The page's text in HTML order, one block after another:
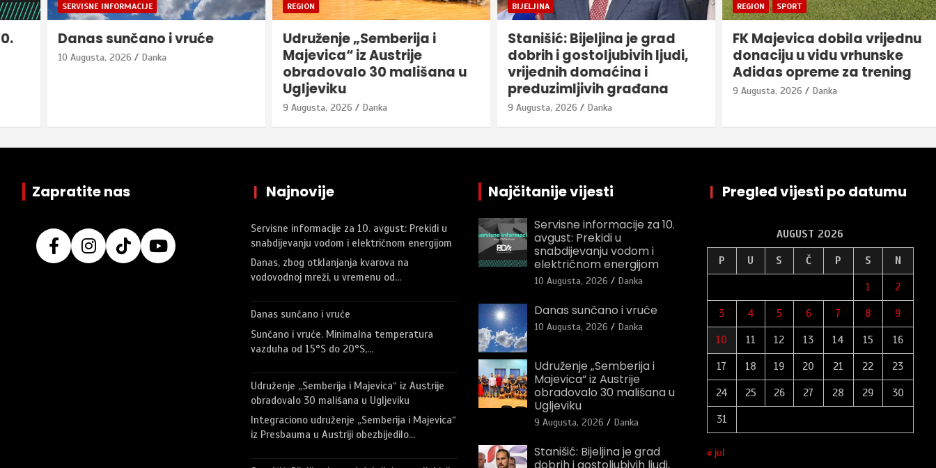
SERVISNE INFORMACIJE
Danas sunčano i vruće
10 Augusta, 2026 Danka
REGION
Udruženje „Semberija i
Majevica“ iz Austrije
obradovalo 30 mališana u
Ugljeviku
9 Augusta, 2026 Danka
BIJELJINA
Stanišić: Bijeljina je grad
dobrih i gostoljubivih ljudi,
vrijednih domaćina i
preduzimljivih građana
9 Augusta, 2026 Danka
REGION SPORT
FK Majevica dobila vrijednu
donaciju u vidu vrhunske
Adidas opreme za trening
9 Augusta, 2026 Danka
Zapratite nas | Najnovije
Servisne informacije za 10. avgust: Prekidi u
snabdijevanju vodom i električnom energijom
Danas, zbog otklanjanja kvarova na
vodovodnoj mreži, u vremenu od…
Danas sunčano i vruće
Sunčano i vruće. Minimalna temperatura
vazduha od 15°S do 20°S,…
Udruženje „Semberija i Majevica“ iz Austrije
obradovalo 30 mališana u Ugljeviku
Integraciono udruženje „Semberija i Majevica“
iz Presbauma u Austriji obezbijedilo…
Najčitanije vijesti
Servisne informacije za 10.
avgust: Prekidi u
snabdijevanju vodom i
električnom energijom
10 Augusta, 2026 Danka
Danas sunčano i vruće
10 Augusta, 2026 Danka
Udruženje „Semberija i
Majevica“ iz Austrije
obradovalo 30 mališana u
Ugljeviku
9 Augusta, 2026 Danka
Stanišić: Bijeljina je grad
dobrih i gostoljubivih ljudi,
| Pregled vijesti po datumu
AUGUST 2026
P U S Č P S N
1 2
3 4 5 6 7 8 9
10 11 12 13 14 15 16
17 18 19 20 21 22 23
24 25 26 27 28 29 30
31
« jul